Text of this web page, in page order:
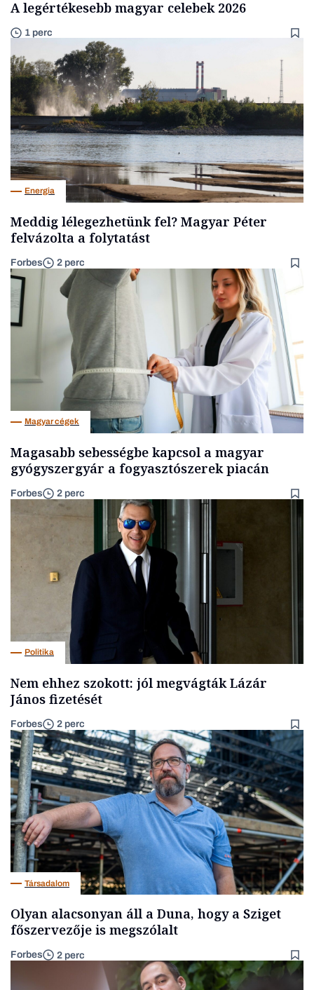
A legértékesebb magyar celebek 2026
1 perc
Energia
Meddig lélegezhetünk fel? Magyar Péter
felvázolta a folytatást
Forbes 2 perc
Magyar cégek
Magasabb sebességbe kapcsol a magyar
gyógyszergyár a fogyasztószerek piacán
Forbes 2 perc
Politika
Nem ehhez szokott: jól megvágták Lázár
János fizetését
Forbes 2 perc
Társadalom
Olyan alacsonyan áll a Duna, hogy a Sziget
főszervezője is megszólalt
Forbes 2 perc